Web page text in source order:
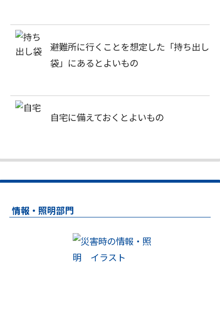
避難所に行くことを想定した「持ち出し
袋」にあるとよいもの
自宅に備えておくとよいもの
情報・照明部門